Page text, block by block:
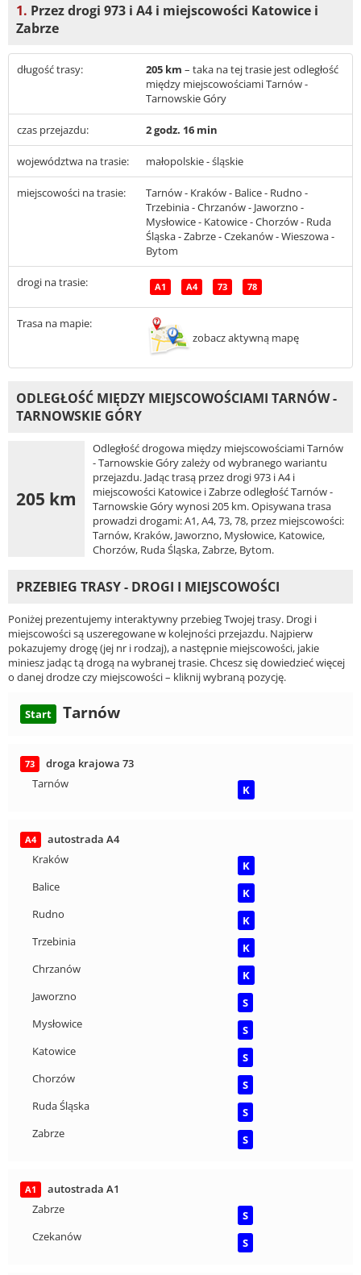
1. Przez drogi 973 i A4 i miejscowości Katowice i
Zabrze
długość trasy: 205 km – taka na tej trasie jest odległość
między miejscowościami Tarnów -
Tarnowskie Góry
czas przejazdu: 2 godz. 16 min
województwa na trasie: małopolskie - śląskie
miejscowości na trasie:
Tarnów - Kraków - Balice - Rudno -
Trzebinia - Chrzanów - Jaworzno -
Mysłowice - Katowice - Chorzów - Ruda
Śląska - Zabrze - Czekanów - Wieszowa -
Bytom
drogi na trasie: A1 A4 73 78
Trasa na mapie:
zobacz aktywną mapę
ODLEGŁOŚĆ MIĘDZY MIEJSCOWOŚCIAMI TARNÓW -
TARNOWSKIE GÓRY
205 km
Odległość drogowa między miejscowościami Tarnów
- Tarnowskie Góry zależy od wybranego wariantu
przejazdu. Jadąc trasą przez drogi 973 i A4 i
miejscowości Katowice i Zabrze odległość Tarnów -
Tarnowskie Góry wynosi 205 km. Opisywana trasa
prowadzi drogami: A1, A4, 73, 78, przez miejscowości:
Tarnów, Kraków, Jaworzno, Mysłowice, Katowice,
Chorzów, Ruda Śląska, Zabrze, Bytom.
PRZEBIEG TRASY - DROGI I MIEJSCOWOŚCI
Poniżej prezentujemy interaktywny przebieg Twojej trasy. Drogi i
miejscowości są uszeregowane w kolejności przejazdu. Najpierw
pokazujemy drogę (jej nr i rodzaj), a następnie miejscowości, jakie
miniesz jadąc tą drogą na wybranej trasie. Chcesz się dowiedzieć więcej
o danej drodze czy miejscowości – kliknij wybraną pozycję.
Start Tarnów
73
droga krajowa 73
Tarnów
K
A4
autostrada A4
Kraków
K
Balice
K
Rudno
K
Trzebinia
K
Chrzanów
K
Jaworzno
S
Mysłowice
S
Katowice
S
Chorzów
S
Ruda Śląska
S
Zabrze
S
A1
autostrada A1
Zabrze
S
Czekanów
S